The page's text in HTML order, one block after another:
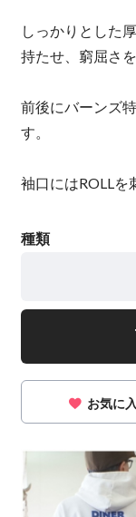
しっかりとした
持たせ、窮屈さ
前後にバーンズ
す。
袖口にはROLLを
種類
お気に